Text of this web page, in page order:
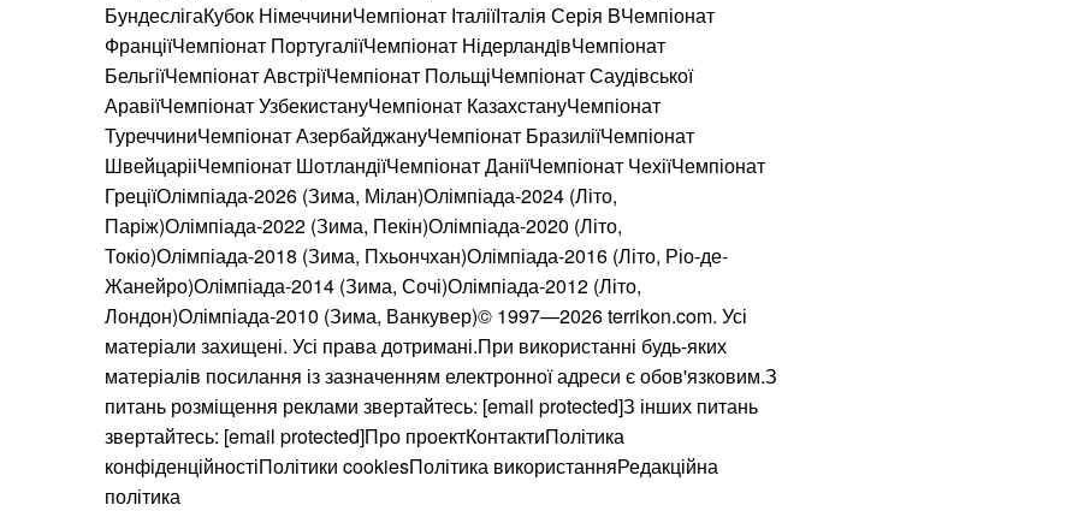
БундеслігаКубок НімеччиниЧемпіонат ІталіїІталія Серія BЧемпіонат
ФранціїЧемпіонат ПортугаліїЧемпіонат НідерландiвЧемпіонат
БельгіїЧемпіонат АвстріїЧемпіонат ПольщіЧемпіонат Саудівської
АравіїЧемпіонат УзбекистануЧемпіонат КазахстануЧемпіонат
ТуреччиниЧемпіонат АзербайджануЧемпіонат БразиліїЧемпіонат
ШвейцарііЧемпіонат ШотландіїЧемпіонат ДаніїЧемпіонат ЧехіїЧемпіонат
ГреціїОлімпіада-2026 (Зима, Мілан)Олімпіада-2024 (Літо,
Паріж)Олімпіада-2022 (Зима, Пекін)Олімпіада-2020 (Літо,
Токіо)Олімпіада-2018 (Зима, Пхьончхан)Олімпіада-2016 (Літо, Ріо-де-
Жанейро)Олімпіада-2014 (Зима, Сочі)Олімпіада-2012 (Літо,
Лондон)Олімпіада-2010 (Зима, Ванкувер)© 1997—2026 terrikon.com. Усі
матеріали захищені. Усі права дотримані.При використанні будь-яких
матеріалів посилання із зазначенням електронної адреси є обов'язковим.З
питань розміщення реклами звертайтесь: [email protected]З інших питань
звертайтесь: [email protected]Про проектКонтактиПолітика
конфіденційностіПолітики cookiesПолітика використанняРедакційна
політика